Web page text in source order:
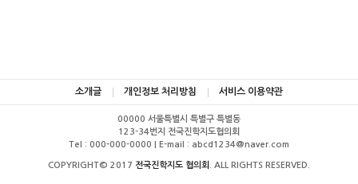
소개글 개인정보 처리방침 서비스 이용약관
00000 서울특별시 특별구 특별동
123-34번지 전국진학지도협의회
Tel : 000-000-0000 | E-mail : abcd1234@naver.com
COPYRIGHT© 2017 전국진학지도 협의회 . ALL RIGHTS RESERVED.